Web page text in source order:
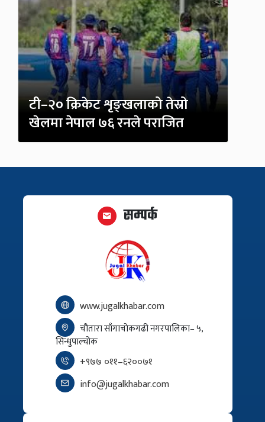
टी–२० क्रिकेट शृङ्खलाको तेस्रो
खेलमा नेपाल ७६ रनले पराजित
सम्पर्क
www.jugalkhabar.com
चौतारा साँगाचोकगढी नगरपालिका– ५,
सिन्धुपाल्चोक
+९७७ ०११–६२००७१
info@jugalkhabar.com